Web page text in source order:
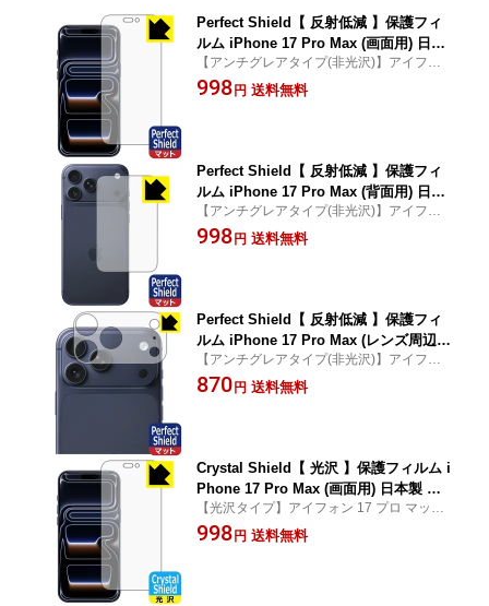
Perfect Shield【 反射低減 】保護フィ
ルム iPhone 17 Pro Max (画面用) 日本
製 自社製造直販
【アンチグレアタイプ(非光沢)】アイフォン
17 プロ マックス 専用保護フィルム(保護シ
ート)
998円 送料無料
Perfect Shield【 反射低減 】保護フィ
ルム iPhone 17 Pro Max (背面用) 日本
製 自社製造直販
【アンチグレアタイプ(非光沢)】アイフォン
17 プロ マックス 専用保護フィルム(保護シ
ート)
998円 送料無料
Perfect Shield【 反射低減 】保護フィ
ルム iPhone 17 Pro Max (レンズ周辺部
用) 日本製 自社製造直販
【アンチグレアタイプ(非光沢)】アイフォン
17 プロ マックス 専用保護フィルム(保護シ
ート)
870円 送料無料
Crystal Shield【 光沢 】保護フィルム i
Phone 17 Pro Max (画面用) 日本製 自
社製造直販
【光沢タイプ】アイフォン 17 プロ マック
ス 専用保護フィルム(保護シート)
998円 送料無料